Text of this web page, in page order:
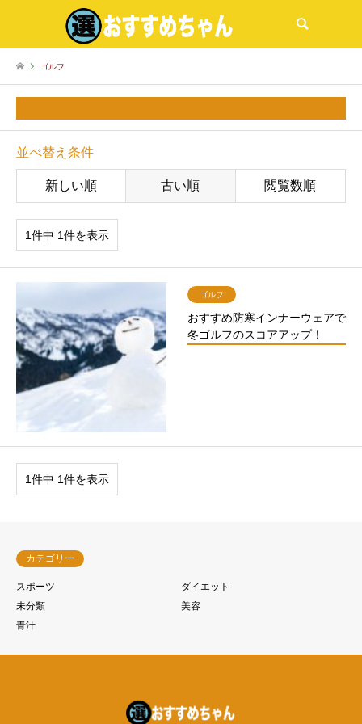
ゴルフ
並べ替え条件
新しい順 古い順 閲覧数順
1件中 1件を表示
ゴルフ
おすすめ防寒インナーウェアで
冬ゴルフのスコアアップ！
1件中 1件を表示
カテゴリー
スポーツ
ダイエット
未分類
美容
青汁